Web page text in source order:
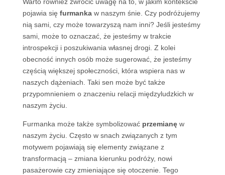
pojawia się furmankaw naszym śnie. Czy podróżujemy
nią sami, czy może towarzyszą nam inni? Jeśli jesteśmy
sami, może to oznaczać, że jesteśmy w trakcie
introspekcji i poszukiwania własnej drogi. Z kolei
obecność innych osób może sugerować, że jesteśmy
częścią większej społeczności, która wspiera nas w
naszych dążeniach. Taki sen może być także
przypomnieniem o znaczeniu relacji międzyludzkich w
naszym życiu.
Furmanka może także symbolizować przemianęw
naszym życiu. Często w snach związanych z tym
motywem pojawiają się elementy związane z
transformacją – zmiana kierunku podróży, nowi
pasażerowie czy zmieniające się otoczenie. Tego